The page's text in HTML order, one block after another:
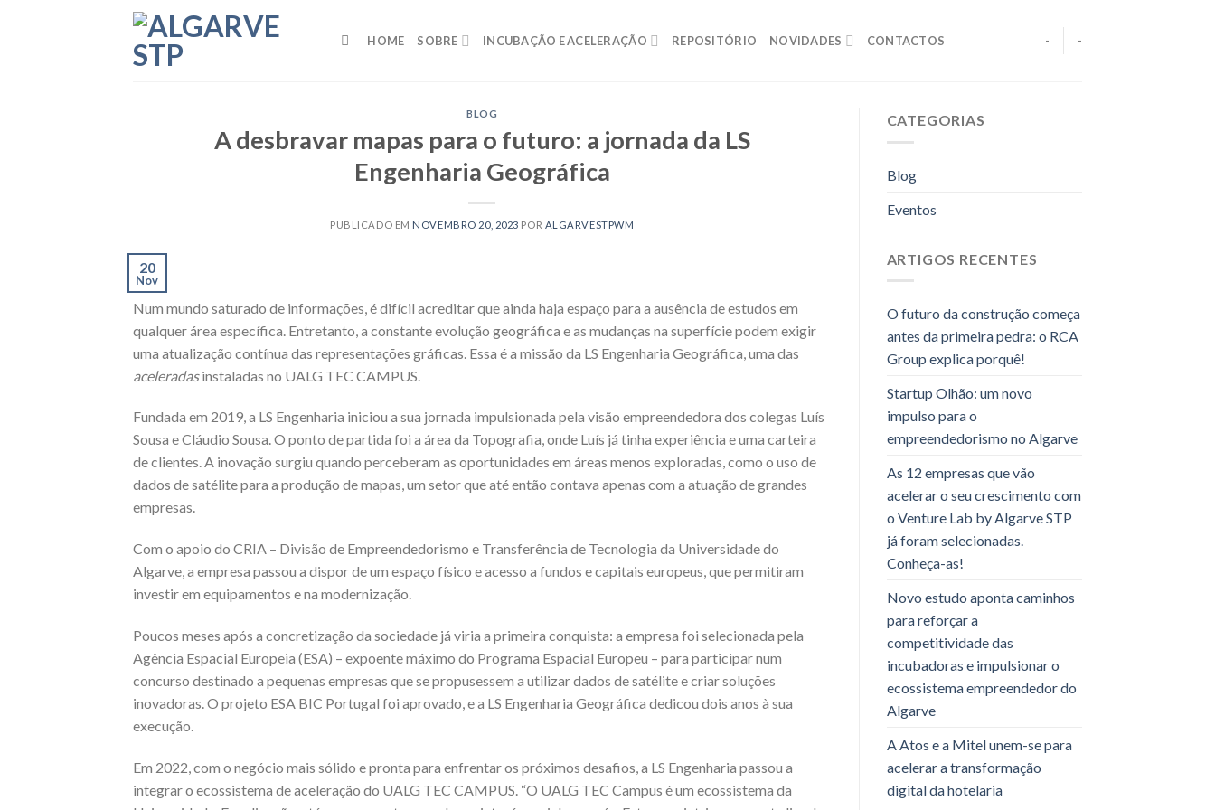
HOME SOBRE INCUBAÇÃO E ACELERAÇÃO REPOSITÓRIO NOVIDADES CONTACTOS - -
BLOG
A desbravar mapas para o futuro: a jornada da LS
Engenharia Geográfica
PUBLICADO EM NOVEMBRO 20, 2023 POR ALGARVESTPWM
20
Nov
Num mundo saturado de informações, é difícil acreditar que ainda haja espaço para a ausência de estudos em
qualquer área específica. Entretanto, a constante evolução geográfica e as mudanças na superfície podem exigir
uma atualização contínua das representações gráficas. Essa é a missão da LS Engenharia Geográfica, uma das
aceleradasinstaladas no UALG TEC CAMPUS.
Fundada em 2019, a LS Engenharia iniciou a sua jornada impulsionada pela visão empreendedora dos colegas Luís
Sousa e Cláudio Sousa. O ponto de partida foi a área da Topografia, onde Luís já tinha experiência e uma carteira
de clientes. A inovação surgiu quando perceberam as oportunidades em áreas menos exploradas, como o uso de
dados de satélite para a produção de mapas, um setor que até então contava apenas com a atuação de grandes
empresas.
Com o apoio do CRIA – Divisão de Empreendedorismo e Transferência de Tecnologia da Universidade do
Algarve, a empresa passou a dispor de um espaço físico e acesso a fundos e capitais europeus, que permitiram
investir em equipamentos e na modernização.
Poucos meses após a concretização da sociedade já viria a primeira conquista: a empresa foi selecionada pela
Agência Espacial Europeia (ESA) – expoente máximo do Programa Espacial Europeu – para participar num
concurso destinado a pequenas empresas que se propusessem a utilizar dados de satélite e criar soluções
inovadoras. O projeto ESA BIC Portugal foi aprovado, e a LS Engenharia Geográfica dedicou dois anos à sua
execução.
Em 2022, com o negócio mais sólido e pronta para enfrentar os próximos desafios, a LS Engenharia passou a
integrar o ecossistema de aceleração do UALG TEC CAMPUS. “O UALG TEC Campus é um ecossistema da
CATEGORIAS
Blog
Eventos
ARTIGOS RECENTES
O futuro da construção começa
antes da primeira pedra: o RCA
Group explica porquê!
Startup Olhão: um novo
impulso para o
empreendedorismo no Algarve
As 12 empresas que vão
acelerar o seu crescimento com
o Venture Lab by Algarve STP
já foram selecionadas.
Conheça-as!
Novo estudo aponta caminhos
para reforçar a
competitividade das
incubadoras e impulsionar o
ecossistema empreendedor do
Algarve
A Atos e a Mitel unem-se para
acelerar a transformação
digital da hotelaria